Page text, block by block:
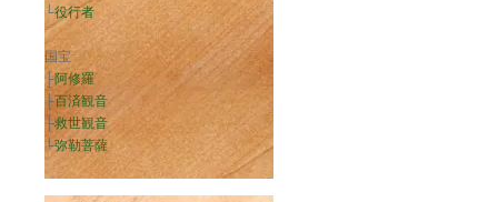
└役行者
国宝
├阿修羅
├百済観音
├救世観音
└弥勒菩薩